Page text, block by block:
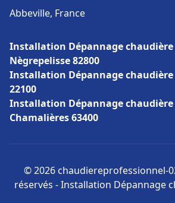
Abbeville, France
Installation Dépannage chaudière
Nègrepelisse 82800
Installation Dépannage
22100
Installation Dépannage chaudière
Chamalières 63400
© 2026 chaudiereprofessionnel-
réservés - Installation Dépannage